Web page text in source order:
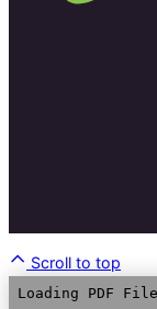
Scroll to top